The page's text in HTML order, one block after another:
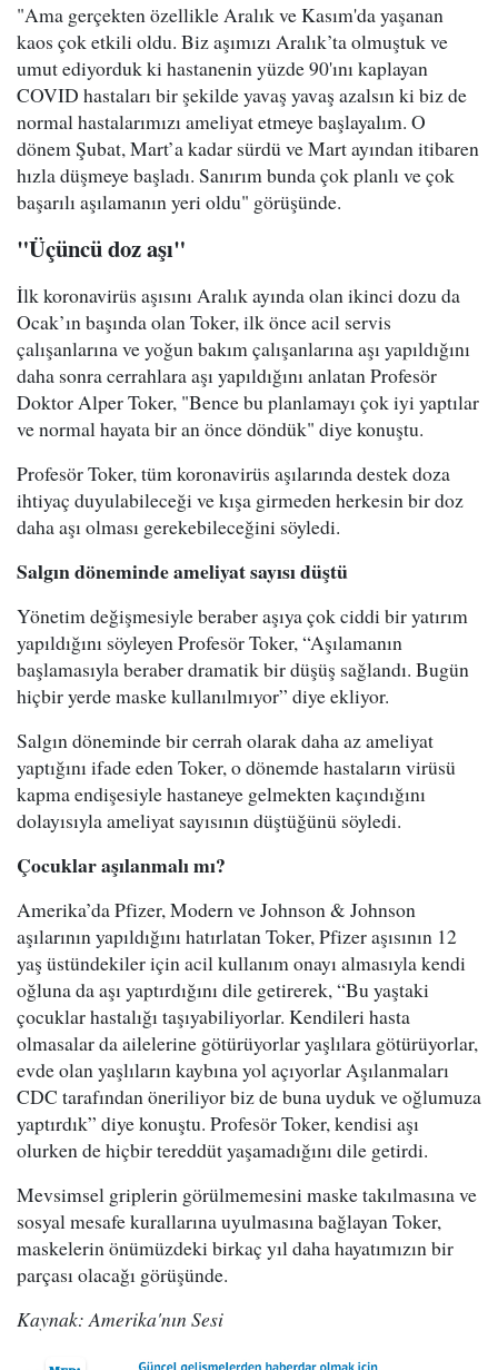
"Ama gerçekten özellikle Aralık ve Kasım'da yaşanan
kaos çok etkili oldu. Biz aşımızı Aralık’ta olmuştuk ve
umut ediyorduk ki hastanenin yüzde 90'ını kaplayan
COVID hastaları bir şekilde yavaş yavaş azalsın ki biz de
normal hastalarımızı ameliyat etmeye başlayalım. O
dönem Şubat, Mart’a kadar sürdü ve Mart ayından itibaren
hızla düşmeye başladı. Sanırım bunda çok planlı ve çok
başarılı aşılamanın yeri oldu" görüşünde.
"Üçüncü doz aşı"
İlk koronavirüs aşısını Aralık ayında olan ikinci dozu da
Ocak’ın başında olan Toker, ilk önce acil servis
çalışanlarına ve yoğun bakım çalışanlarına aşı yapıldığını
daha sonra cerrahlara aşı yapıldığını anlatan Profesör
Doktor Alper Toker, "Bence bu planlamayı çok iyi yaptılar
ve normal hayata bir an önce döndük" diye konuştu.
Profesör Toker, tüm koronavirüs aşılarında destek doza
ihtiyaç duyulabileceği ve kışa girmeden herkesin bir doz
daha aşı olması gerekebileceğini söyledi.
Salgın döneminde ameliyat sayısı düştü
Yönetim değişmesiyle beraber aşıya çok ciddi bir yatırım
yapıldığını söyleyen Profesör Toker, “Aşılamanın
başlamasıyla beraber dramatik bir düşüş sağlandı. Bugün
hiçbir yerde maske kullanılmıyor” diye ekliyor.
Salgın döneminde bir cerrah olarak daha az ameliyat
yaptığını ifade eden Toker, o dönemde hastaların virüsü
kapma endişesiyle hastaneye gelmekten kaçındığını
dolayısıyla ameliyat sayısının düştüğünü söyledi.
Çocuklar aşılanmalı mı?
Amerika’da Pfizer, Modern ve Johnson & Johnson
aşılarının yapıldığını hatırlatan Toker, Pfizer aşısının 12
yaş üstündekiler için acil kullanım onayı almasıyla kendi
oğluna da aşı yaptırdığını dile getirerek, “Bu yaştaki
çocuklar hastalığı taşıyabiliyorlar. Kendileri hasta
olmasalar da ailelerine götürüyorlar yaşlılara götürüyorlar,
evde olan yaşlıların kaybına yol açıyorlar Aşılanmaları
CDC tarafından öneriliyor biz de buna uyduk ve oğlumuza
yaptırdık” diye konuştu. Profesör Toker, kendisi aşı
olurken de hiçbir tereddüt yaşamadığını dile getirdi.
Mevsimsel griplerin görülmemesini maske takılmasına ve
sosyal mesafe kurallarına uyulmasına bağlayan Toker,
maskelerin önümüzdeki birkaç yıl daha hayatımızın bir
parçası olacağı görüşünde.
Kaynak: Amerika'nın Sesi